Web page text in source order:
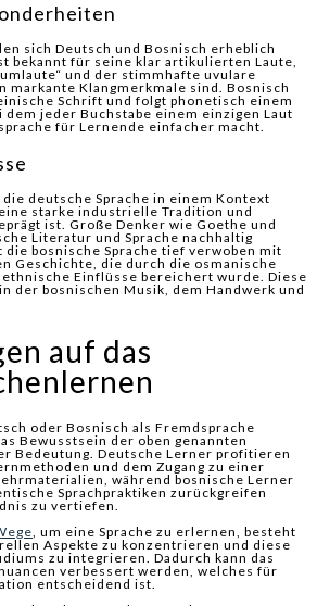
sich Deutsch und Bosnisch erheblich
bekannt für seine klar artikulierten Laute,
und der stimmhafte uvulare
markante Klangmerkmale sind. Bosnisch
Schrift und folgt phonetisch einem
jeder Buchstabe einem einzigen Laut
für Lernende einfacher macht.
deutsche Sprache in einem Kontext
starke industrielle Tradition und
ist. Große Denker wie Goethe und
Literatur und Sprache nachhaltig
die bosnische Sprache tief verwoben mit
Geschichte, die durch die osmanische
Einflüsse bereichert wurde. Diese
der bosnischen Musik, dem Handwerk und
auf das
oder Bosnisch als Fremdsprache
Bewusstsein der oben genannten
Bedeutung. Deutsche Lerner profitieren
und dem Zugang zu einer
während bosnische Lerner
Sprachpraktiken zurückgreifen
zu vertiefen.
, um eine Sprache zu erlernen, besteht
Aspekte zu konzentrieren und diese
zu integrieren. Dadurch kann das
verbessert werden, welches für
entscheidend ist.